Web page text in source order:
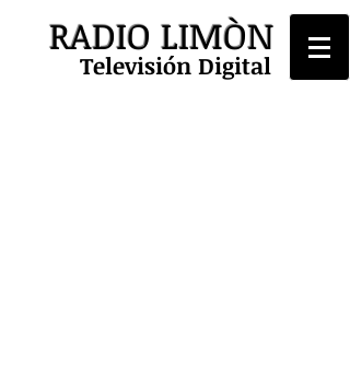
RADIO LIMÒN
Televisión Digital